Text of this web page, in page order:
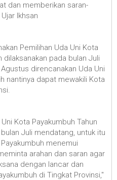
dan memberikan saran-
Ikhsan
Pemilihan Uda Uni Kota
dilaksanakan pada bulan Juli
direncanakan Uda Uni
nantinya dapat mewakili Kota
Kota Payakumbuh Tahun
Juli mendatang, untuk itu
menemui
arahan dan saran agar
dengan lancar dan
di Tingkat Provinsi,"